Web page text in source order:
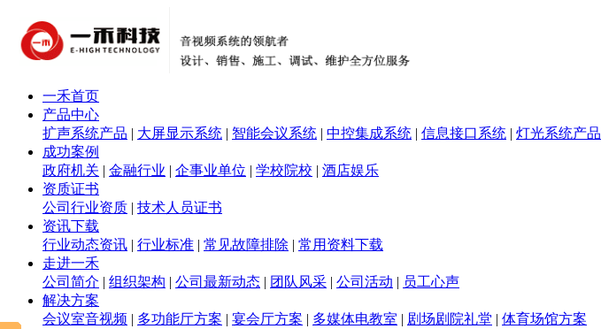
一禾首页
产品中心
扩声系统产品 | 大屏显示系统 | 智能会议系统 | 中控集成系统 | 信息接口系统 | 灯光系统产品
成功案例
政府机关 | 金融行业 | 企事业单位 | 学校院校 | 酒店娱乐
资质证书
公司行业资质 | 技术人员证书
资讯下载
行业动态资讯 | 行业标准 | 常见故障排除 | 常用资料下载
走进一禾
公司简介 | 组织架构 | 公司最新动态 | 团队风采 | 公司活动 | 员工心声
解决方案
会议室音视频 | 多功能厅方案 | 宴会厅方案 | 多媒体电教室 | 剧场剧院礼堂 | 体育场馆方案